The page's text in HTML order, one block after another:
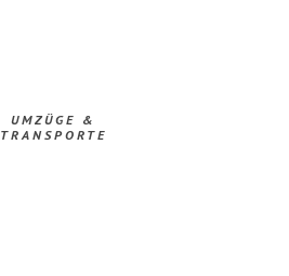
UMZÜGE &
TRANSPORTE